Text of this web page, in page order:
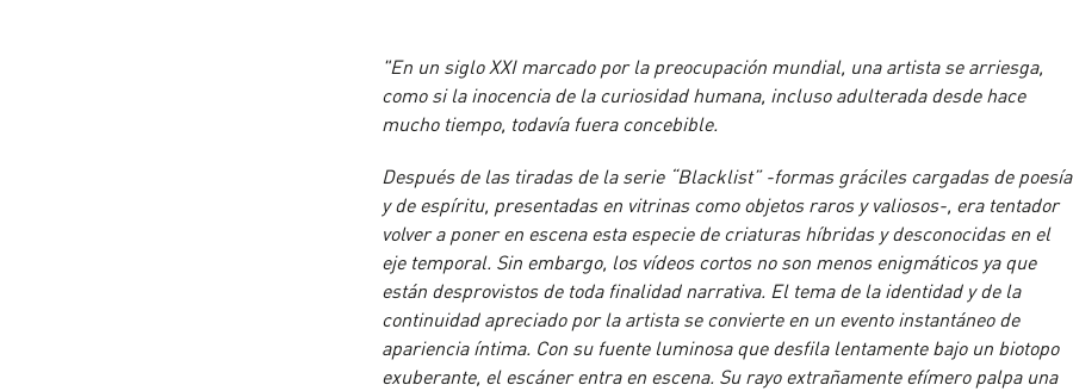
"En un siglo XXI marcado por la preocupación mundial, una artista se arriesga,
como si la inocencia de la curiosidad humana, incluso adulterada desde hace
mucho tiempo, todavía fuera concebible.
Después de las tiradas de la serie “Blacklist” -formas gráciles cargadas de poesía
y de espíritu, presentadas en vitrinas como objetos raros y valiosos-, era tentador
volver a poner en escena esta especie de criaturas híbridas y desconocidas en el
eje temporal. Sin embargo, los vídeos cortos no son menos enigmáticos ya que
están desprovistos de toda finalidad narrativa. El tema de la identidad y de la
continuidad apreciado por la artista se convierte en un evento instantáneo de
apariencia íntima. Con su fuente luminosa que desfila lentamente bajo un biotopo
exuberante, el escáner entra en escena. Su rayo extrañamente efímero palpa una